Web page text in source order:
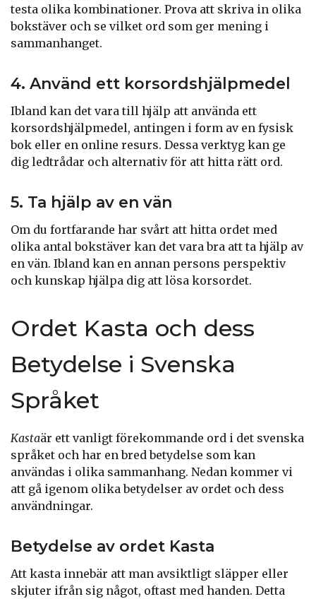
testa olika kombinationer. Prova att skriva in olika
bokstäver och se vilket ord som ger mening i
sammanhanget.
4. Använd ett korsordshjälpmedel
Ibland kan det vara till hjälp att använda ett
korsordshjälpmedel, antingen i form av en fysisk
bok eller en online resurs. Dessa verktyg kan ge
dig ledtrådar och alternativ för att hitta rätt ord.
5. Ta hjälp av en vän
Om du fortfarande har svårt att hitta ordet med
olika antal bokstäver kan det vara bra att ta hjälp av
en vän. Ibland kan en annan persons perspektiv
och kunskap hjälpa dig att lösa korsordet.
Ordet Kasta och dess
Betydelse i Svenska
Språket
Kastaär ett vanligt förekommande ord i det svenska
språket och har en bred betydelse som kan
användas i olika sammanhang. Nedan kommer vi
att gå igenom olika betydelser av ordet och dess
användningar.
Betydelse av ordet Kasta
Att kasta innebär att man avsiktligt släpper eller
skjuter ifrån sig något, oftast med handen. Detta